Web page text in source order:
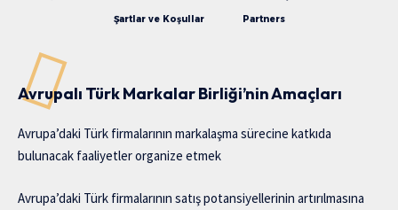
Şartlar ve Koşullar Partners
Avrupalı Türk Markalar Birliği’nin Amaçları
Avrupa’daki Türk firmalarının markalaşma sürecine katkıda
bulunacak faaliyetler organize etmek
Avrupa’daki Türk firmalarının satış potansiyellerinin artırılmasına